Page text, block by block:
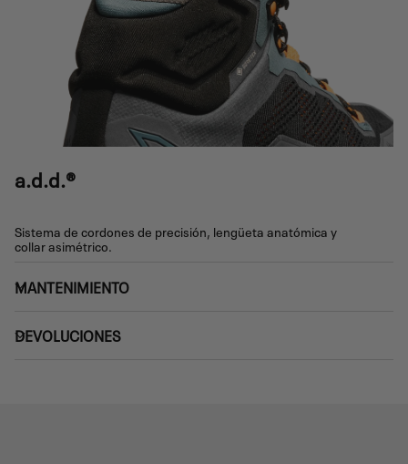
a.d.d.®
Sistema de cordones de precisión, lengüeta anatómica y
collar asimétrico.
MANTENIMIENTO
DEVOLUCIONES